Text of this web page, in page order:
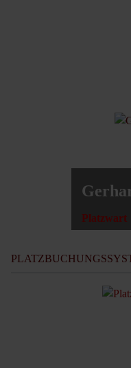
Platzwart